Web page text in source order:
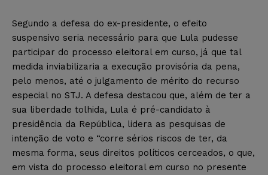
Segundo a defesa do ex-presidente, o efeito
suspensivo seria necessário para que Lula pudesse
participar do processo eleitoral em curso, já que tal
medida inviabilizaria a execução provisória da pena,
pelo menos, até o julgamento de mérito do recurso
especial no STJ. A defesa destacou que, além de ter a
sua liberdade tolhida, Lula é pré-candidato à
presidência da República, lidera as pesquisas de
intenção de voto e “corre sérios riscos de ter, da
mesma forma, seus direitos políticos cerceados, o que,
em vista do processo eleitoral em curso no presente